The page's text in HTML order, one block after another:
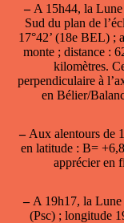
–A 15h44, la Lune
Sud du plan de
17°42’ (18e BEL) ;
monte ; distance :
kilomètres.
perpendiculaire à
en Bélier/
–Aux alentours de
en latitude : B=
apprécier en
–A 19h17, la Lune
(Psc) ; longitude